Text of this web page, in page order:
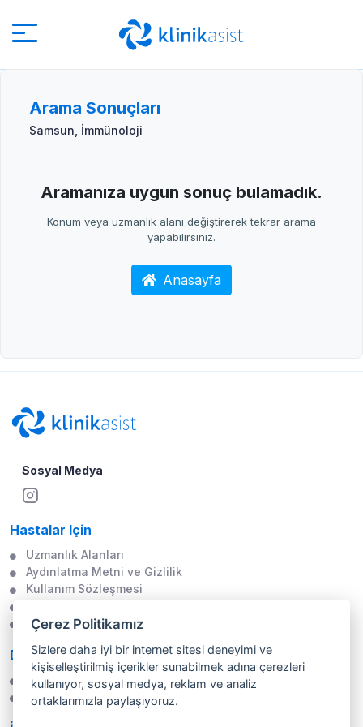
Arama Sonuçları
Samsun, İmmünoloji
Aramanıza uygun sonuç bulamadık.
Konum veya uzmanlık alanı değiştirerek tekrar arama
yapabilirsiniz.
Anasayfa
Sosyal Medya
Hastalar Için
Uzmanlık Alanları
Aydınlatma Metni ve Gizlilik
Kullanım Sözleşmesi
Veri Öznesi Başvuru Formu
Doktorlar Için
Profesyonel Üyelik
İletişim Formu
Çerez Politikamız
Sizlere daha iyi bir internet sitesi deneyimi ve
kişiselleştirilmiş içerikler sunabilmek adına çerezleri
kullanıyor, sosyal medya, reklam ve analiz
ortaklarımızla paylaşıyoruz.